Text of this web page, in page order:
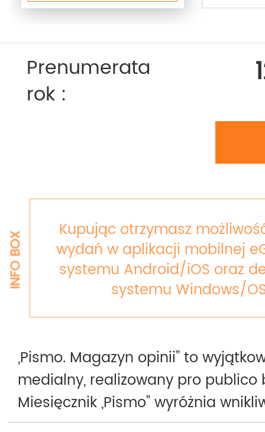
Prenumerata
rok :
INFO BOX
Kupując otrzymasz
wydań w aplikacji mobilnej
systemu Android/iOS oraz
systemu Windows/
„Pismo. Magazyn opinii” to
medialny, realizowany pro publico
Miesięcznik „Pismo” wyróżnia
rzetelność i apolityczność